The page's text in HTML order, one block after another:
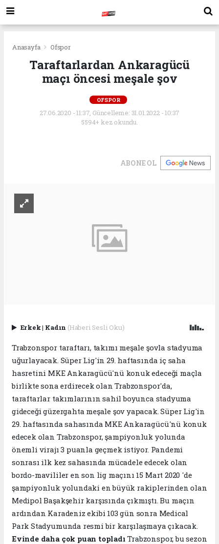
Anasayfa Ofspor
Taraftarlardan Ankaragücü
maçı öncesi meşale şov
OFSPOR
27.06.2020 - 11:37, Güncelleme: 31.01.2022 - 10:37
5594+ kez okundu.
ABONE OL
Erkek| Kadın (Haberi Sesli Oku)
Trabzonspor taraftarı, takımı meşale şovla stadyuma
uğurlayacak. Süper Lig'in 29. haftasında iç saha
hasretini MKE Ankaragücü'nü konuk edeceği maçla
birlikte sona erdirecek olan Trabzonspor'da,
taraftarlar takımlarının sahil boyunca stadyuma
gideceği güzergahta meşale şov yapacak. Süper Lig'in
29. haftasında sahasında MKE Ankaragücü'nü konuk
edecek olan Trabzonspor, şampiyonluk yolunda
önemli virajı 3 puanla geçmek istiyor. Pandemi
sonrası ilk kez sahasında mücadele edecek olan
bordo-mavililer en son lig maçını 15 Mart 2020 'de
şampiyonluk yolundaki en büyük rakiplerinden olan
Medipol Başakşehir karşısında çıkmıştı. Bu maçın
ardından Karadeniz ekibi 103 gün sonra Medical
Park Stadyumunda resmi bir karşılaşmaya çıkacak.
Evinde daha çok puan topladı Trabzonspor, bu sezon